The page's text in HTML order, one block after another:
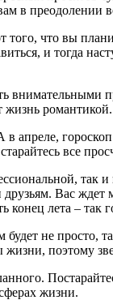
в
того, что вы
и тогда
внимательными
все
так
Вас
лета – так
не
поэтому
жизни.